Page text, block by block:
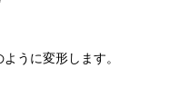
うに変形します。